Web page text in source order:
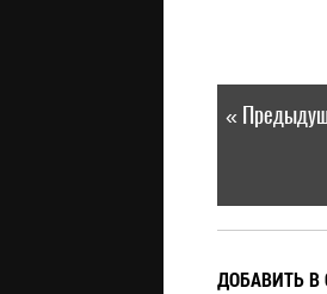
«
ДОБАВИТЬ